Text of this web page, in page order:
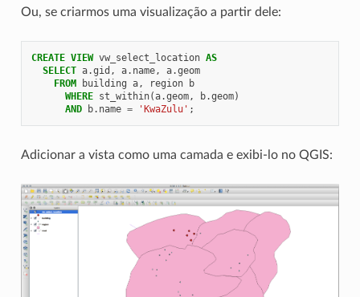
Ou, se criarmos uma visualização a partir dele:
CREATE VIEW vw_select_location AS
SELECT a.gid , a. name, a.geom
FROM
building a, region
b
WHERE st_within(a.geom, b.geom)
AND
b. name = 'KwaZulu' ;
Adicionar a vista como uma camada e exibi-lo no QGIS: